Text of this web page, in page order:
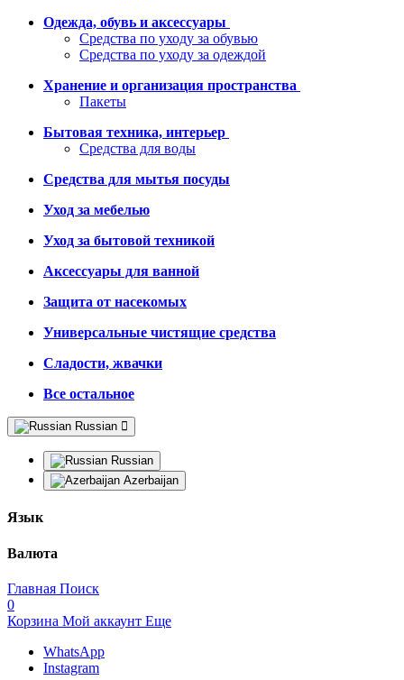
Одежда, обувь и аксессуары
Средства по уходу за обувью
Средства по уходу за одеждой
Хранение и организация пространства
Пакеты
Бытовая техника, интерьер
Средства для воды
Средства для мытья посуды
Уход за мебелью
Уход за бытовой техникой
Аксессуары для ванной
Защита от насекомых
Универсальные чистящие средства
Сладости, жвачки
Все остальное
Russian
Russian
Azerbaijan
Язык
Валюта
Главная Поиск
0
Корзина Мой аккаунт Еще
WhatsApp
Instagram